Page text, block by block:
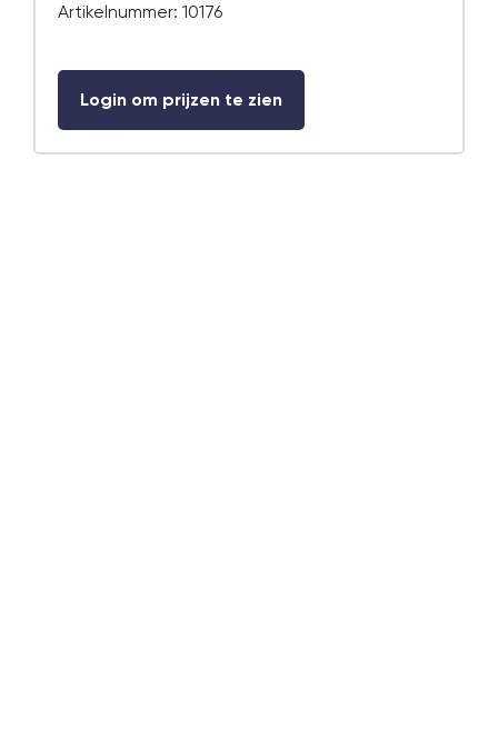
Artikelnummer: 10176
Login om prijzen te zien